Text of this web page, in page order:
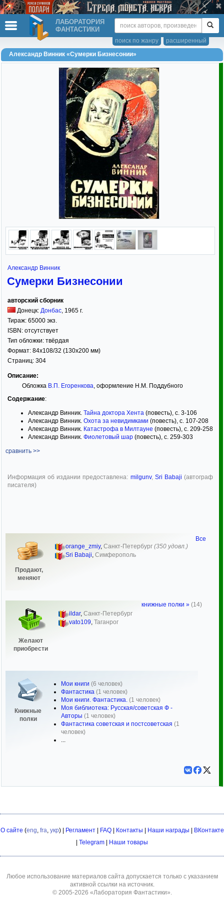
ЛАБОРАТОРИЯ
ФАНТАСТИКИ
расширенный
поиск по жанру
Александр Винник «Сумерки Бизнесонии»
Александр Винник
Сумерки Бизнесонии
авторский сборник
Донецк: Донбас, 1965 г.
Тираж: 65000 экз.
ISBN: отсутствует
Тип обложки: твёрдая
Формат: 84x108/32 (130x200 мм)
Страниц: 304
Описание:
Обложка В.П. Егоренкова, оформление Н.М. Поддубного
Содержание:
Александр Винник. Тайна доктора Хента (повесть), с. 3-106
Александр Винник. Охота за невидимками (повесть), с. 107-208
Александр Винник. Катастрофа в Милтауне (повесть), с. 209-258
Александр Винник. Фиолетовый шар (повесть), с. 259-303
сравнить >>
Информация об издании предоставлена: milgunv, Sri Babaji(автограф
писателя)
Продают,
меняют
orange_zmiy, Санкт-Петербург (350 удовл.)
Sri Babaji, Симферополь
Желают
приобрести
ildar, Санкт-Петербург
vato109, Таганрог
Книжные
полки
Мои книги (6 человек)
Фантастика (1 человек)
Мои книги. Фантастика. (1 человек)
Моя библиотека: Русская/советская Ф -
Авторы (1 человек)
Фантастика советская и постсоветская (1
человек)
...
Все
книжные полки » (14)
О сайте (eng, fra, укр) | Регламент| FAQ| Контакты Наши награды
ВКонтакте
Telegram Наши товары
Любое использование материалов сайта допускается только с указанием
активной ссылки на источник.
© 2005-2026 «Лаборатория Фантастики».